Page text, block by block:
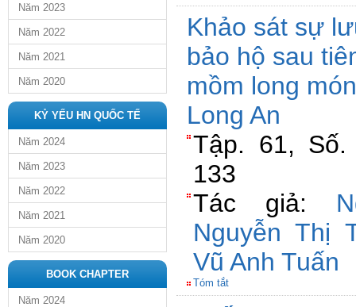
Năm 2023
Năm 2022
Năm 2021
Năm 2020
KỶ YẾU HN QUỐC TẾ
Năm 2024
Năm 2023
Năm 2022
Năm 2021
Năm 2020
BOOK CHAPTER
Năm 2024
Khảo sát sự
bảo hộ sau
mồm long
Long An
Tập. 61,
133
Tác giả:
Nguyễn Thị
Vũ Anh Tuấn
Tóm tắt